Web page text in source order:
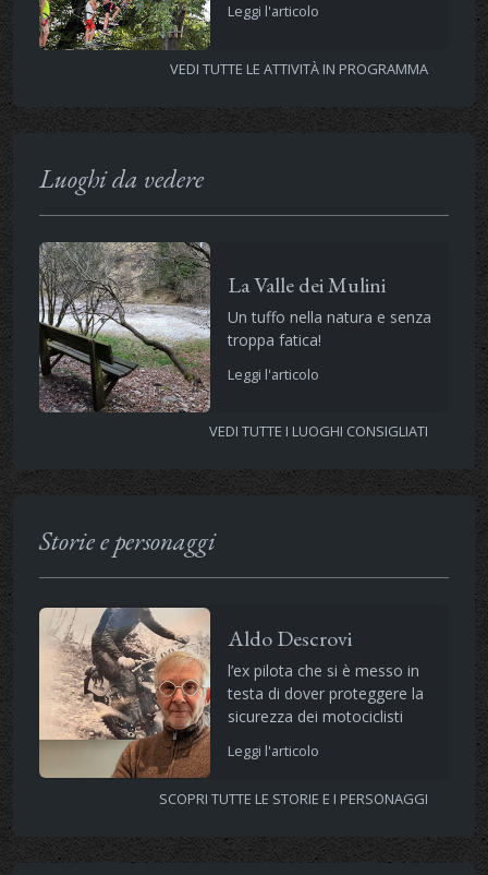
Leggi l'articolo
VEDI TUTTE LE ATTIVITÀ IN PROGRAMMA
Luoghi da vedere
La Valle dei Mulini
Un tuffo nella natura e senza
troppa fatica!
Leggi l'articolo
VEDI TUTTE I LUOGHI CONSIGLIATI
Storie e personaggi
Aldo Descrovi
l’ex pilota che si è messo in
testa di dover proteggere la
sicurezza dei motociclisti
Leggi l'articolo
SCOPRI TUTTE LE STORIE E I PERSONAGGI